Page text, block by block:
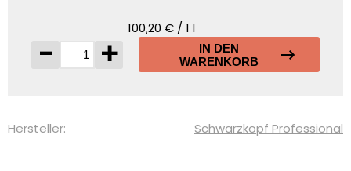
100,20 € / 1 l
- +
IN DEN
WARENKORB
Hersteller: Schwarzkopf Professional